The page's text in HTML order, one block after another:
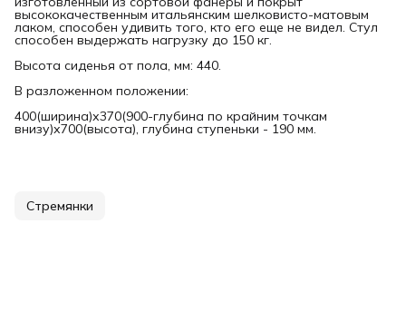
высококачественным итальянским шелковисто-матовым
лаком, способен удивить того, кто его еще не видел. Стул
способен выдержать нагрузку до 150 кг.
Высота сиденья от пола, мм: 440.
В разложенном положении:
400(ширина)х370(900-глубина по крайним точкам
внизу)х700(высота), глубина ступеньки - 190 мм.
Стремянки